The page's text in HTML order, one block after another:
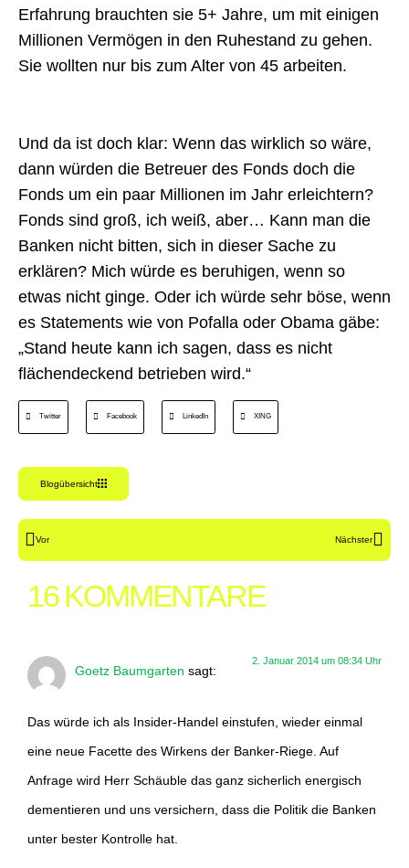
Erfahrung brauchten sie 5+ Jahre, um mit einigen
Millionen Vermögen in den Ruhestand zu gehen.
Sie wollten nur bis zum Alter von 45 arbeiten.
Und da ist doch klar: Wenn das wirklich so wäre,
dann würden die Betreuer des Fonds doch die
Fonds um ein paar Millionen im Jahr erleichtern?
Fonds sind groß, ich weiß, aber… Kann man die
Banken nicht bitten, sich in dieser Sache zu
erklären? Mich würde es beruhigen, wenn so
etwas nicht ginge. Oder ich würde sehr böse, wenn
es Statements wie von Pofalla oder Obama gäbe:
„Stand heute kann ich sagen, dass es nicht
flächendeckend betrieben wird.“
Twitter Facebook LinkedIn XING
Blogübersicht
Vor Nächster
16 KOMMENTARE
Goetz Baumgarten sagt:
2. Januar 2014 um 08:34 Uhr
Das würde ich als Insider-Handel einstufen, wieder einmal
eine neue Facette des Wirkens der Banker-Riege. Auf
Anfrage wird Herr Schäuble das ganz sicherlich energisch
dementieren und uns versichern, dass die Politik die Banken
unter bester Kontrolle hat.